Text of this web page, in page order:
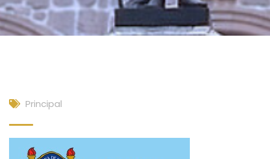
Principal